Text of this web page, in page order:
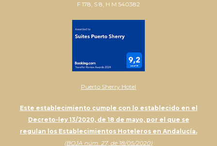
F 178, S 8, H M 540382
Puerto Sherry Hotel
Este establecimiento cumple con lo establecido en el
Decreto-ley 13/2020, de 18 de mayo, por el que se
regulan los Establecimientos Hoteleros en Andalucía.
(BOJA núm. 27, de 18/05/2020)